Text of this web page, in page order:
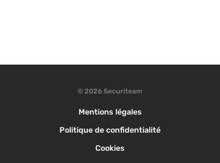
© 2026 Securiteam
Mentions légales
Politique de confidentialité
Cookies